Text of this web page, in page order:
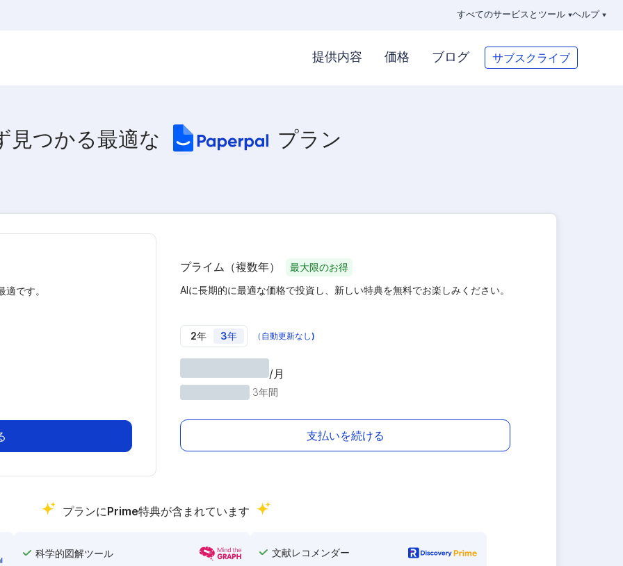
すべてのサービスとツール ヘルプ
提供内容 価格 ブログ サブスクライブ
見つかる最適な プラン
です。
プライム（複数年）
最大限のお得
AIに長期的に最適な価格で投資し、新しい特典を無料でお楽しみください。
2年 3年 （自動更新なし)
/月
3年間
支払いを続ける
プランにPrime特典が含まれています
科学的図解ツール 文献レコメンダー